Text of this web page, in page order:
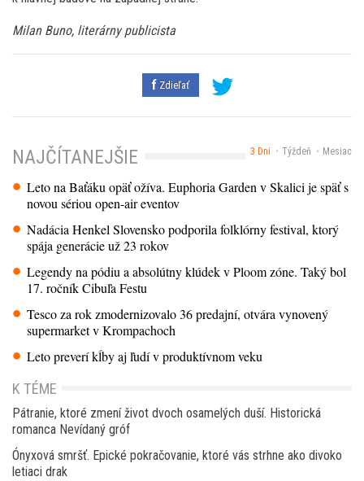
Milan Buno, literárny publicista
Zdieľať
3 Dni Týždeň Mesiac
NAJČÍTANEJŠIE
Leto na Baťáku opäť ožíva. Euphoria Garden v Skalici je späť s
novou sériou open-air eventov
Nadácia Henkel Slovensko podporila folklórny festival, ktorý
spája generácie už 23 rokov
Legendy na pódiu a absolútny klúdek v Ploom zóne. Taký bol
17. ročník Cibuľa Festu
Tesco za rok zmodernizovalo 36 predajní, otvára vynovený
supermarket v Krompachoch
Leto preverí kĺby aj ľudí v produktívnom veku
K TÉME
Pátranie, ktoré zmení život dvoch osamelých duší. Historická
romanca Nevídaný gróf
Ónyxová smršť. Epické pokračovanie, ktoré vás strhne ako divoko
letiaci drak